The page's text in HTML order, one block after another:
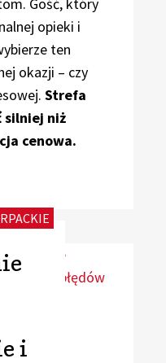
opieki i
ten
okazji – czy
Strefa
silniej niż
cenowa.
i